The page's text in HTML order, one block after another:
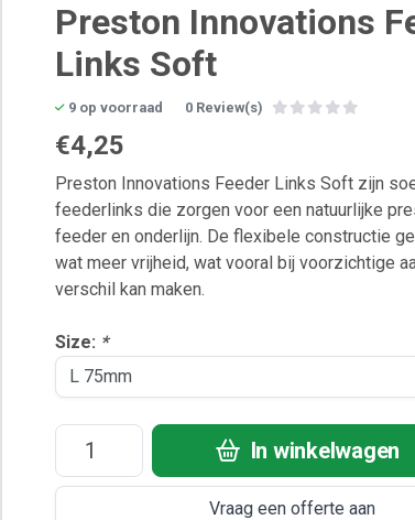
Preston Innovations
Links Soft
9 op voorraad 0 Review(s)
€4,25
Preston Innovations Feeder Links Soft zijn
feederlinks die zorgen voor een natuurlijke
feeder en onderlijn. De flexibele constructie
wat meer vrijheid, wat vooral bij voorzichtige
verschil kan maken.
Size: *
In winkelwagen
Vraag een offerte aan